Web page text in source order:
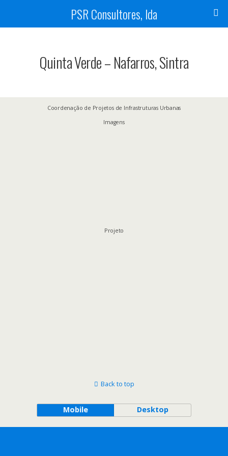
PSR Consultores, lda
Quinta Verde – Nafarros, Sintra
Coordenação de Projetos de Infrastruturas Urbanas
Imagens
Projeto
Back to top
Mobile Desktop